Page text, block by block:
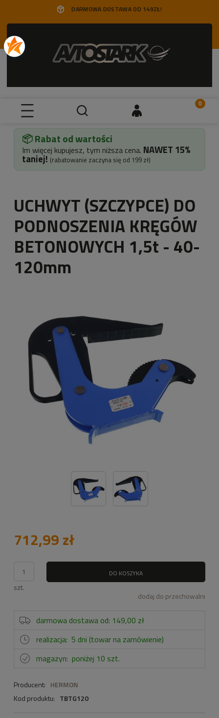
DARMOWA DOSTAWA OD 149ZŁ!
📦 Rabat od wartości
Im więcej kupujesz, tym niższa cena. NAWET 15%
taniej! (rabatowanie zaczyna się od 199 zł)
UCHWYT (SZCZYPCE) DO
PODNOSZENIA KRĘGÓW
BETONOWYCH 1,5t - 40-
120mm
712,99 zł
szt.
DO KOSZYKA
dodaj do przechowalni
darmowa dostawa od: 149,00 zł
realizacja: 5 dni (towar na zamówienie)
magazyn: poniżej 10 szt.
Producent: HERMON
Kod produktu: TBTG120